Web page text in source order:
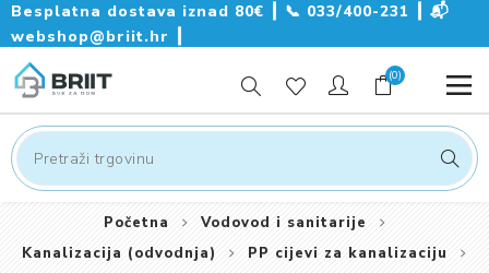
Besplatna dostava iznad 80€ ┃ 📞 033/400-231
📬
webshop@briit.hr
(0)
Početna
Vodovod i sanitarije
Kanalizacija (odvodnja)
PP cijevi za kanalizaciju